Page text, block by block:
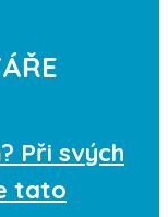
Při svých
tato